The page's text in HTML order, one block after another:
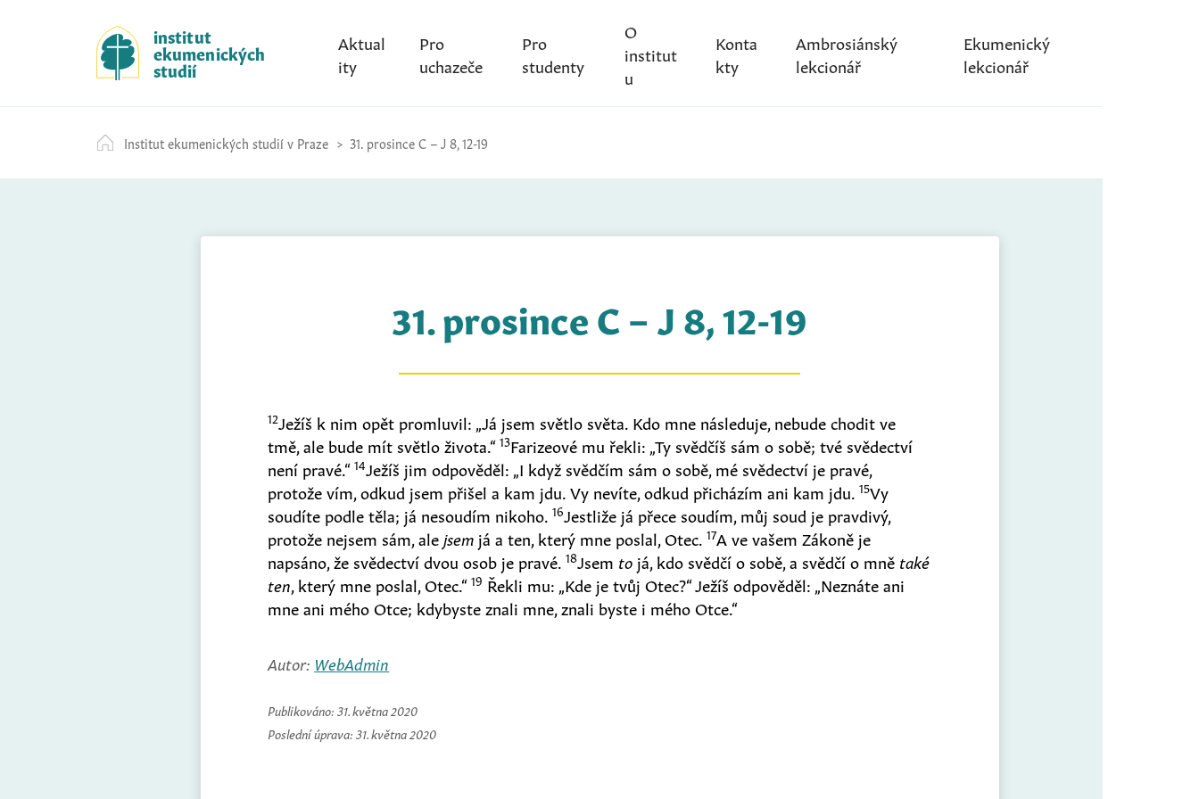
k
i
p
t
c
o
institut
ekumenických
studií
Aktual
ity
Pro
uchazeče
Pro
studenty
O
institut
u
Konta
kty
Ambrosiánský
lekcionář
Ekumenický
lekcionář
Institut ekumenických studií v Praze 31. prosince C – J 8, 12-19
31. prosince C – J 8, 12-19
12Ježíš k nim opět promluvil: „Já jsem světlo světa. Kdo mne následuje, nebude chodit ve
tmě, ale bude mít světlo života.“13Farizeové mu řekli: „Ty svědčíš sám o sobě; tvé svědectví
není pravé.“14Ježíš jim odpověděl: „I když svědčím sám o sobě, mé svědectví je pravé,
protože vím, odkud jsem přišel a kam jdu. Vy nevíte, odkud přicházím ani kam jdu.15Vy
soudíte podle těla; já nesoudím nikoho.16Jestliže já přece soudím, můj soud je pravdivý,
protože nejsem sám, ale jsem já a ten, který mne poslal, Otec.17A ve vašem Zákoně je
napsáno, že svědectví dvou osob je pravé.18Jsem to já, kdo svědčí o sobě, a svědčí o mně také
ten, který mne poslal, Otec.“19 Řekli mu: „Kde je tvůj Otec?“ Ježíš odpověděl: „Neznáte ani
mne ani mého Otce; kdybyste znali mne, znali byste i mého Otce.“
Autor: WebAdmin
Publikováno: 31. května 2020
Poslední úprava: 31. května 2020